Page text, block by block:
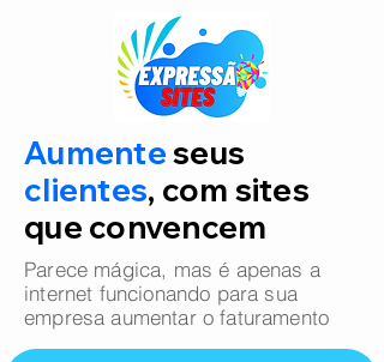
Aumenteseus
clientes, com sites
que convencem
Parece mágica, mas é apenas a
internet funcionando para sua
empresa aumentar o faturamento